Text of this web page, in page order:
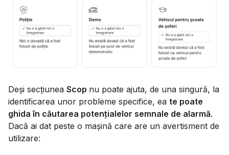
Deși secțiunea Scop nu poate ajuta, de una singură, la
identificarea unor probleme specifice, ea te poate
ghida în căutarea potențialelor semnale de alarmă.
Dacă ai dat peste o mașină care are un avertisment de
utilizare: